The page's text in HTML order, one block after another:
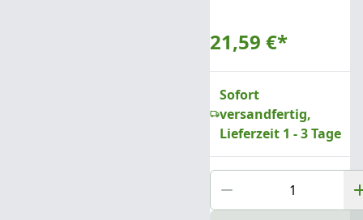
21,59 €*
Sofort
versandfertig,
Lieferzeit 1 - 3 Tage